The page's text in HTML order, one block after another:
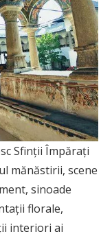
Sfinții Împărați
mănăstirii, scene
sinoade
florale,
interiori ai